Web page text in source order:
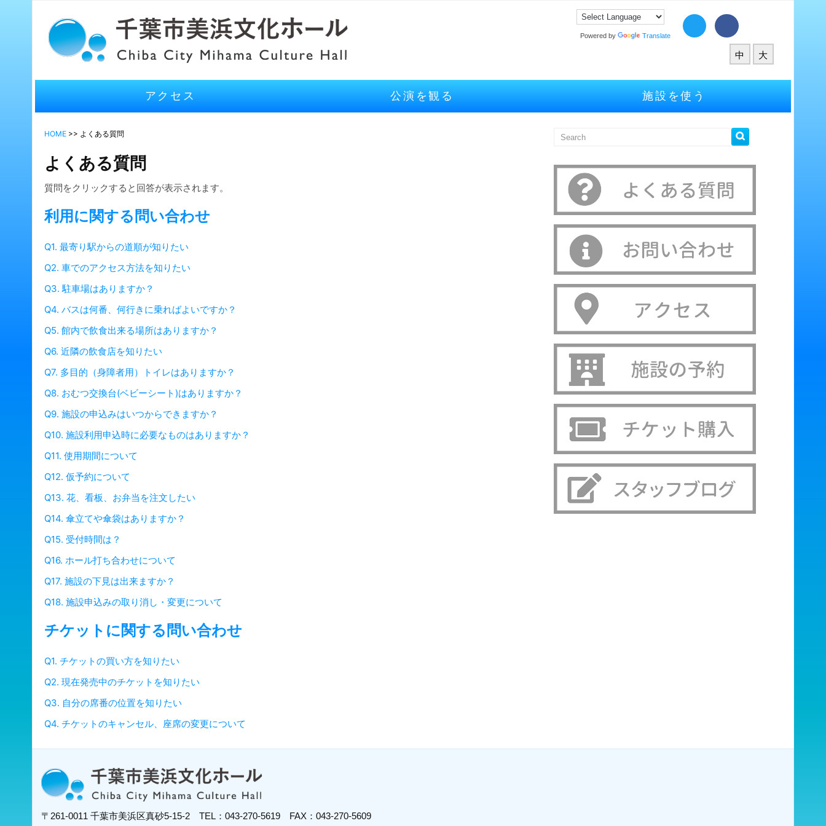
Powered by Translate
中 大
アクセス 公演を観る 施設を使う
HOME >> よくある質問
よくある質問
質問をクリックすると回答が表示されます。
利用に関する問い合わせ
Q1. 最寄り駅からの道順が知りたい
Q2. 車でのアクセス方法を知りたい
Q3. 駐車場はありますか？
Q4. バスは何番、何行きに乗ればよいですか？
Q5. 館内で飲食出来る場所はありますか？
Q6. 近隣の飲食店を知りたい
Q7. 多目的（身障者用）トイレはありますか？
Q8. おむつ交換台(ベビーシート)はありますか？
Q9. 施設の申込みはいつからできますか？
Q10. 施設利用申込時に必要なものはありますか？
Q11. 使用期間について
Q12. 仮予約について
Q13. 花、看板、お弁当を注文したい
Q14. 傘立てや傘袋はありますか？
Q15. 受付時間は？
Q16. ホール打ち合わせについて
Q17. 施設の下見は出来ますか？
Q18. 施設申込みの取り消し・変更について
チケットに関する問い合わせ
Q1. チケットの買い方を知りたい
Q2. 現在発売中のチケットを知りたい
Q3. 自分の席番の位置を知りたい
Q4. チケットのキャンセル、座席の変更について
〒261-0011 千葉市美浜区真砂5-15-2 TEL：043-270-5619 FAX：043-270-5609